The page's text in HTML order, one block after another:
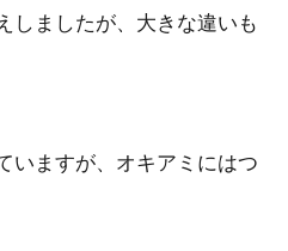
しましたが、大きな違いも
いますが、オキアミにはつ